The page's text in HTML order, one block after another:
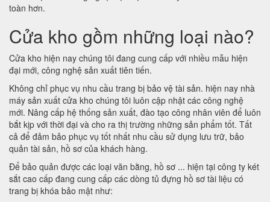
toàn hơn.
Cửa kho gồm những loại nào?
Cửa kho hiện nay chúng tôi đang cung cấp với nhiều mẫu hiện
đại mới, công nghệ sản xuất tiên tiến.
Không chỉ phục vụ nhu cầu trang bị bảo vệ tài sản. hiện nay nhà
máy sản xuất cửa kho chúng tôi luôn cập nhật các công nghệ
mới. Nâng cấp hệ thống sản xuất, đào tạo công nhân viên để luôn
bắt kịp với thời đại và cho ra thị trường những sản phẩm tốt. Tất
cả để đảm bảo phục vụ tốt nhất nhu cầu sử dụng lưu trữ, bảo
quản tài sản, hồ sơ của khách hàng.
Để bảo quản được các loại văn bằng, hồ sơ ... hiện tại công ty két
sắt cao cấp đang cung cấp các dòng tủ đựng hồ sơ tài liệu có
trang bị khóa bảo mật như: